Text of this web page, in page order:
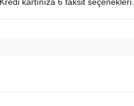
Kredi kartınıza 6 taksit seçenekleri.